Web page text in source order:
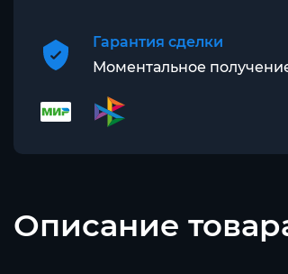
Гарантия сделки
Моментальное
Описание